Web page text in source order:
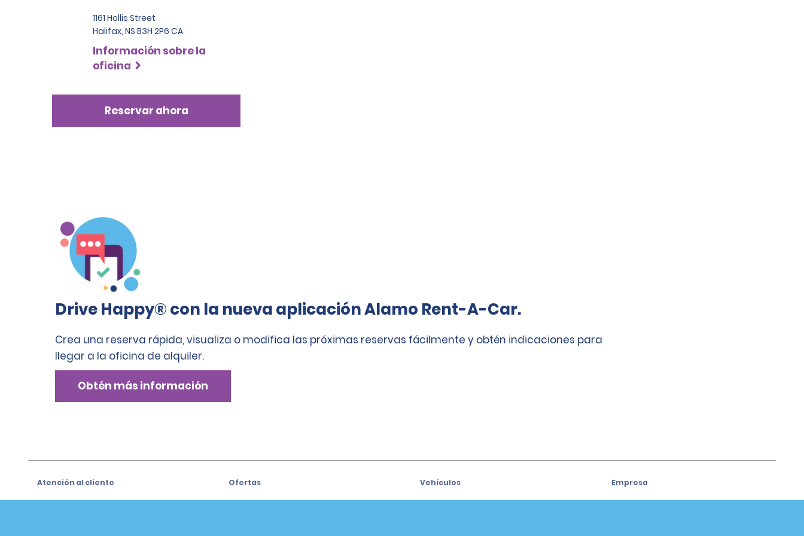
1161 Hollis Street
Halifax, NS B3H 2P6 CA
Información sobre la
oficina
Reservar ahora
Drive Happy® con la nueva aplicación Alamo Rent-A-Car.
Crea una reserva rápida, visualiza o modifica las próximas reservas fácilmente y obtén indicaciones para
llegar a la oficina de alquiler.
Obtén más información
Atención al cliente Ofertas Vehículos Empresa